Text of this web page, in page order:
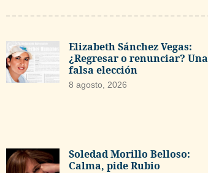
Elizabeth Sánchez Vegas:
¿Regresar o renunciar? Una
falsa elección
8 agosto, 2026
Soledad Morillo Belloso:
Calma, pide Rubio